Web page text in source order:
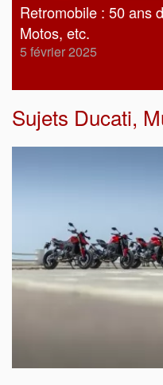
Retromobile : 50 ans
Motos, etc.
5 février 2025
Sujets Ducati,